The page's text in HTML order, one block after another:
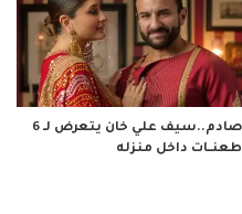
صادم..سيف علي خان يتعرض لـ 6
طعنــات داخل منزله